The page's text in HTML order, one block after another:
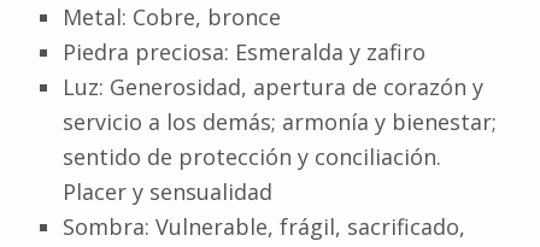
Metal: Cobre, bronce
Piedra preciosa: Esmeralda y zafiro
Luz: Generosidad, apertura de corazón y
servicio a los demás; armonía y bienestar;
sentido de protección y conciliación.
Placer y sensualidad
Sombra: Vulnerable, frágil, sacrificado,